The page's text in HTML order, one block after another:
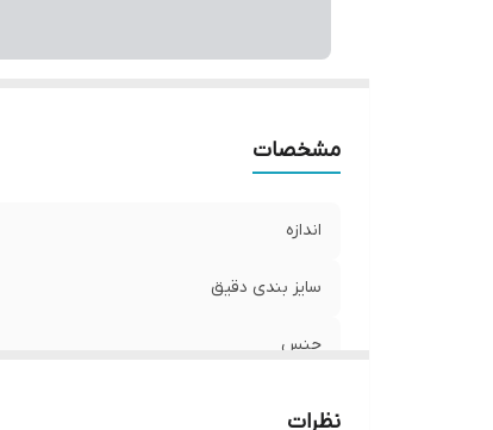
مشخصات
اندازه
سایز بندی دقیق
جنس
نظرات